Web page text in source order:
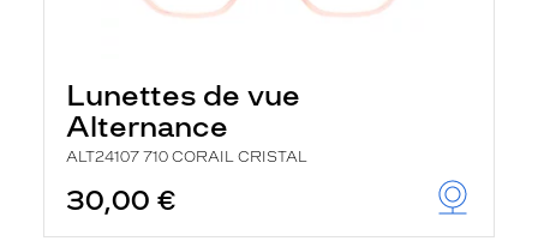
Lunettes de vue
Alternance
ALT24107 710 CORAIL CRISTAL
30,00 €